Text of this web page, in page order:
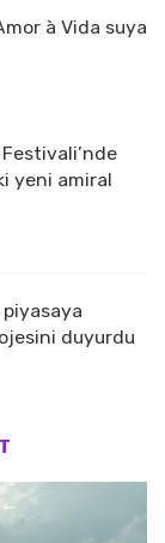
à Vida suya
yeni amiral
duyurdu